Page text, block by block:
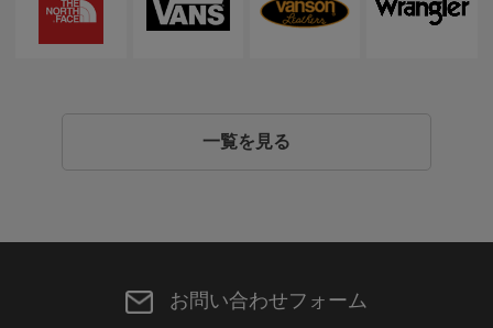
一覧を見る
お問い合わせフォーム